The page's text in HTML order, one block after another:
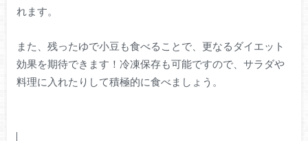
れます。
また、残ったゆで小豆も食べることで、更なるダイエット
効果を期待できます！冷凍保存も可能ですので、サラダや
料理に入れたりして積極的に食べましょう。